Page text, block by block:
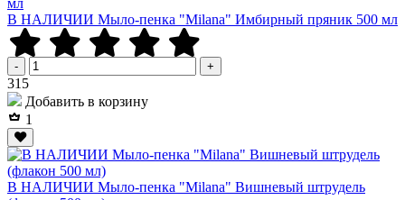
В НАЛИЧИИ Мыло-пенка "Milana" Имбирный пряник 500 мл
- +
315Р
Добавить в корзину
1
В НАЛИЧИИ Мыло-пенка "Milana" Вишневый штрудель